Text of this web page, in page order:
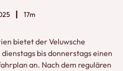
17m
bietet der Veluwsche
bis donnerstags einen
an. Nach dem regulären